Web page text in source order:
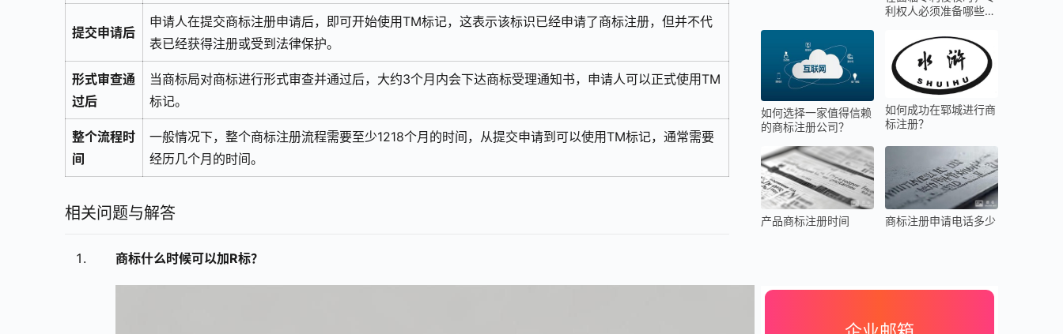
提交申请后
申请人在提交商标注册申请后，即可开始使用TM标记，这表示该标识已经申请了商标注册，但并不代
表已经获得注册或受到法律保护。
形式审查通
过后
当商标局对商标进行形式审查并通过后，大约3个月内会下达商标受理通知书，申请人可以正式使用TM
标记。
整个流程时
间
一般情况下，整个商标注册流程需要至少1218个月的时间，从提交申请到可以使用TM标记，通常需要
经历几个月的时间。
相关问题与解答
商标什么时候可以加R标？
利权人必须准备哪些关
如何选择一家值得信赖
的商标注册公司？
如何成功在郓城进行商
标注册？
产品商标注册时间 商标注册申请电话多少